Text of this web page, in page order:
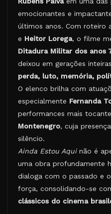
emocionantes e
últimos anos. Com roteiro
e Heitor Lorega, o filme
Ditadura Militar dos anos
deixou em gerações
perda, luto, memória,
O elenco brilha com
especialmente Fernanda
performances mais
Montenegro, cuja
silêncio.
Ainda Estou Aquinão é
uma obra profundamente
dialoga com o passado e
força, consolidando-se
clássicos do cinema